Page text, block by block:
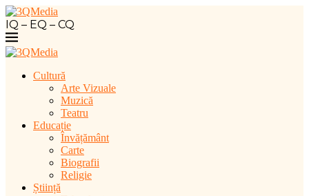
IQ – EQ – CQ
Cultură
Arte Vizuale
Muzică
Teatru
Educație
Învățământ
Carte
Biografii
Religie
Știință